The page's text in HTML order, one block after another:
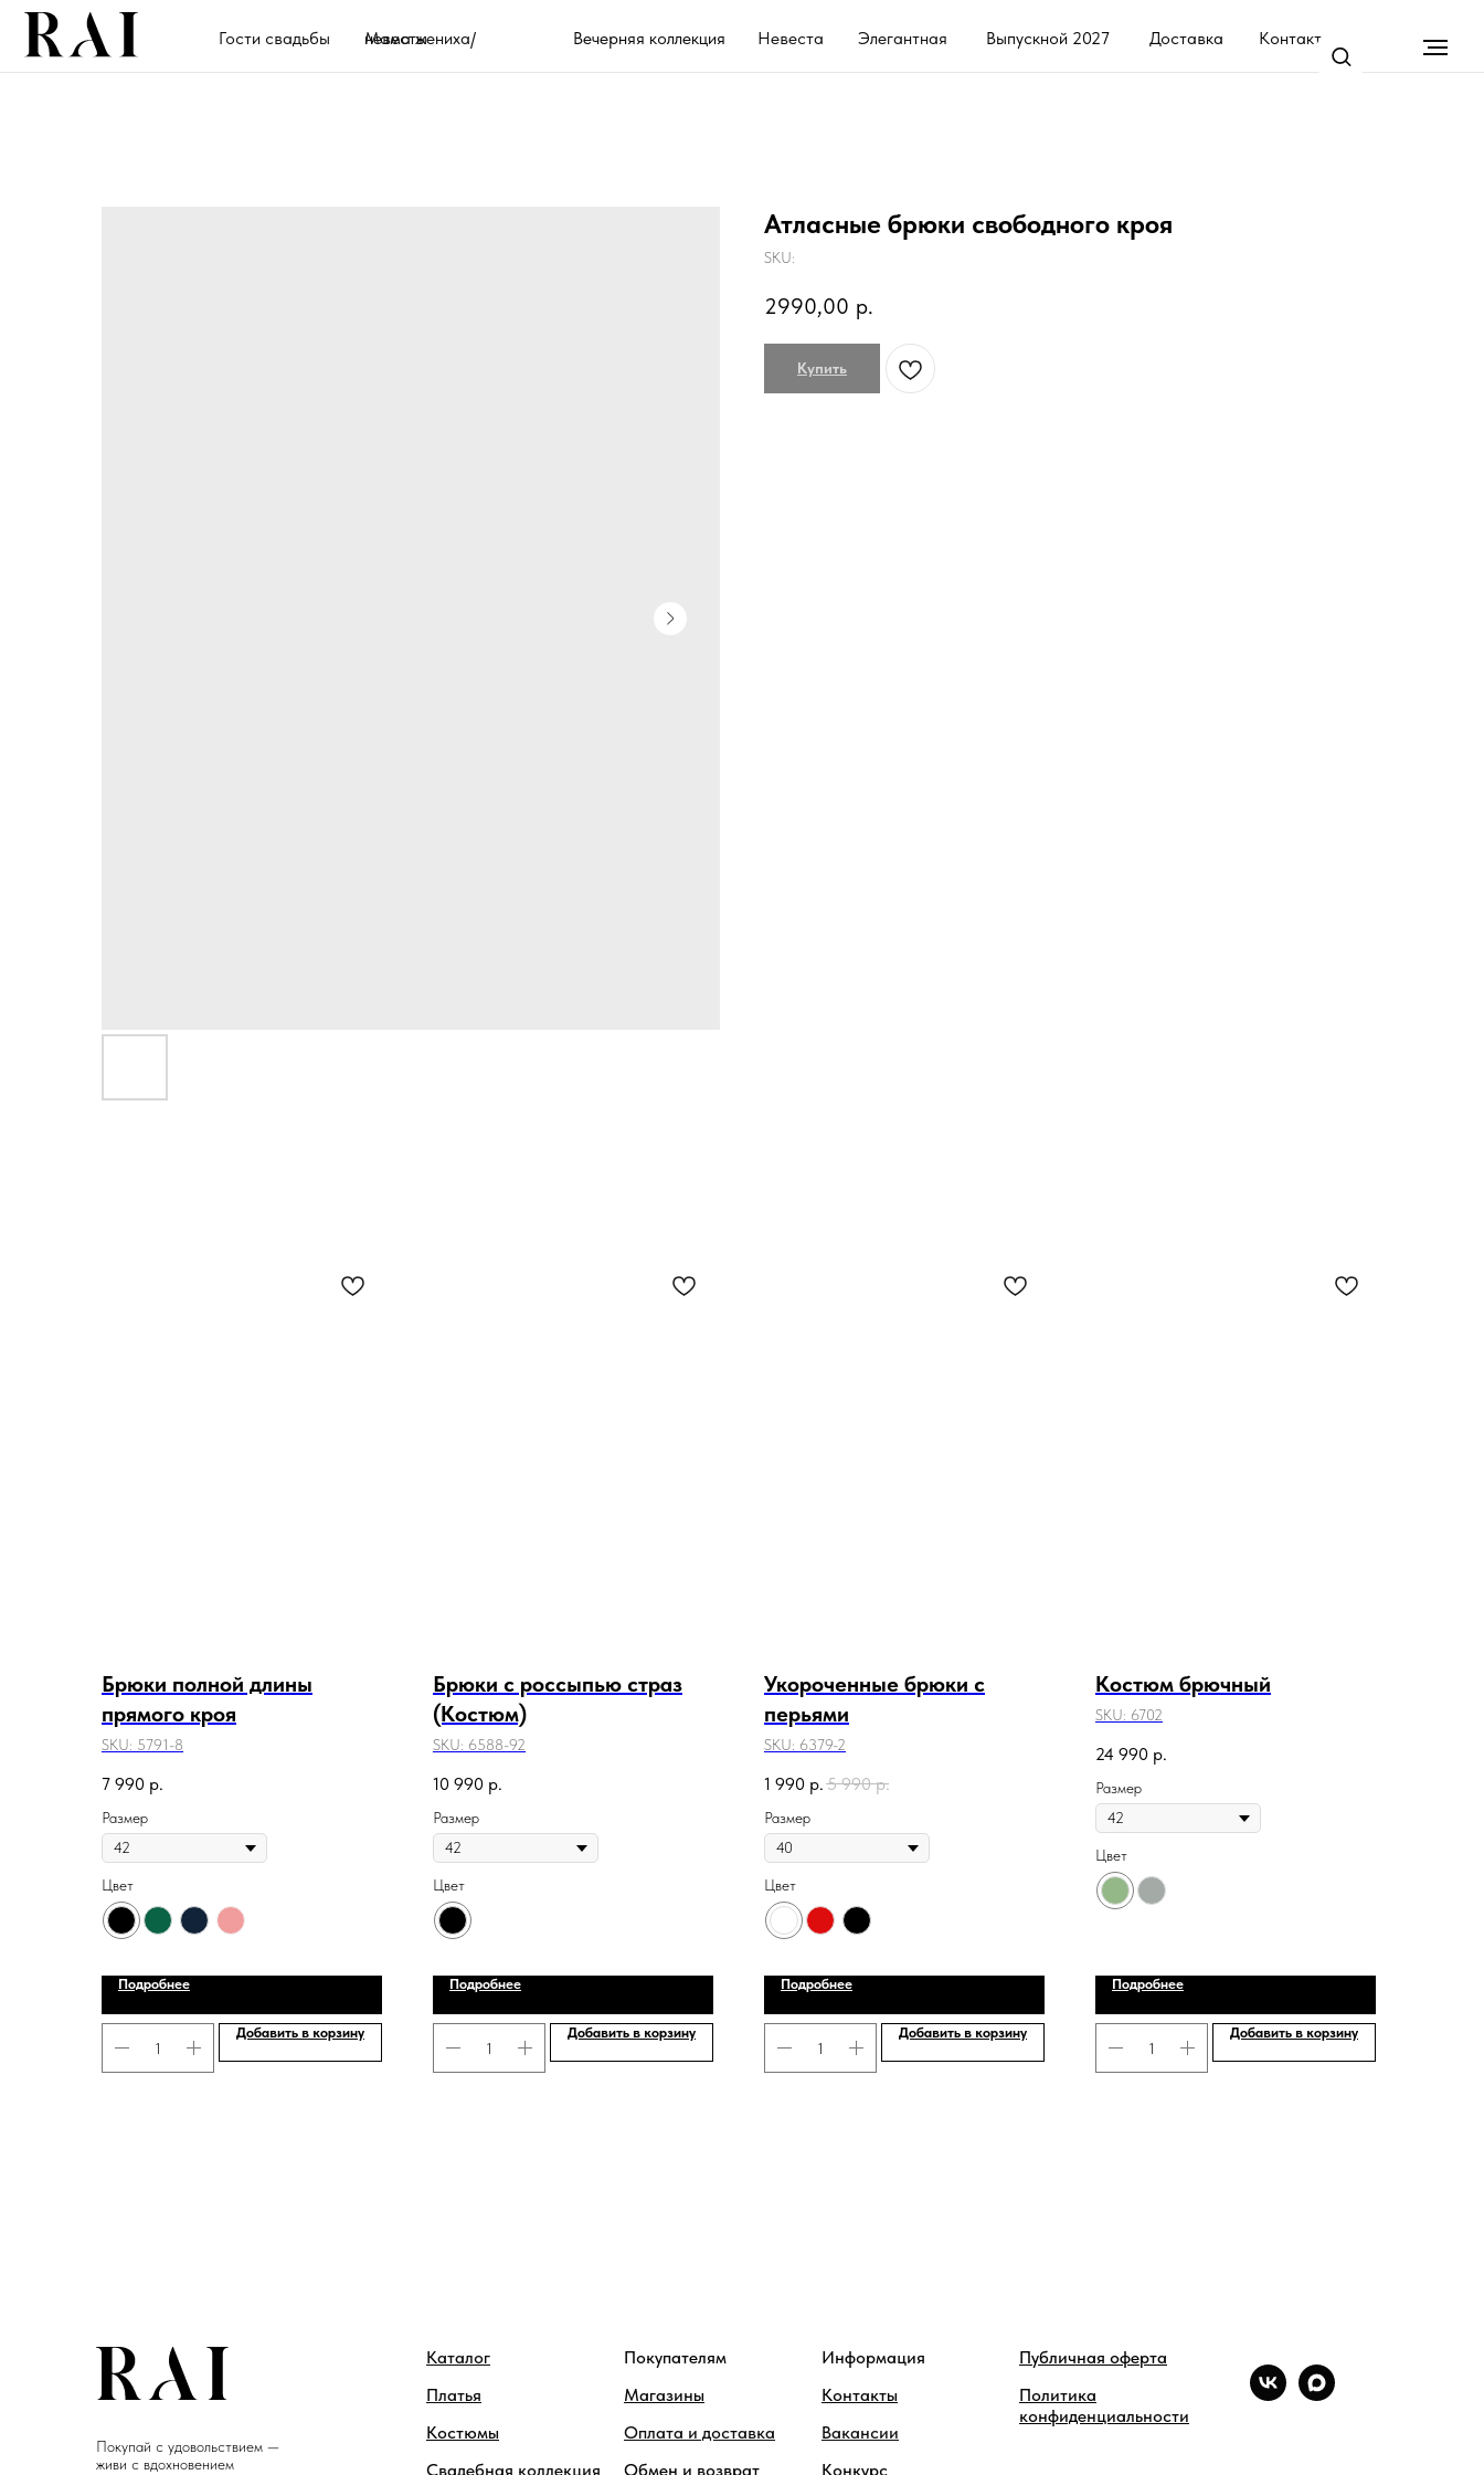
Доставка Контакты
Выпускной 2027
Элегантная
Невеста
Вечерняя коллекция
Мама жениха/невесты
Гости свадьбы
Атласные брюки свободного кроя
SKU:
2990,00 р.
Купить
Брюки полной длины
прямого кроя
SKU: 5791-8
7 990 р.
Размер
Цвет
Подробнее
Добавить в корзину
Брюки с россыпью страз
(Костюм)
SKU: 6588-92
10 990 р.
Размер
Цвет
Подробнее
Добавить в корзину
Укороченные брюки с
перьями
SKU: 6379-2
1 990 р. 5 990 р.
Размер
Цвет
Подробнее
Добавить в корзину
Костюм брючный
SKU: 6702
24 990 р.
Размер
Цвет
Подробнее
Добавить в корзину
Покупай с удовольствием —
живи с вдохновением
Каталог
Платья
Костюмы
Свадебная коллекция
Покупателям
Магазины
Оплата и доставка
Обмен и возврат
Информация
Контакты
Вакансии
Конкурс
Публичная оферта
Политика
конфиденциальности